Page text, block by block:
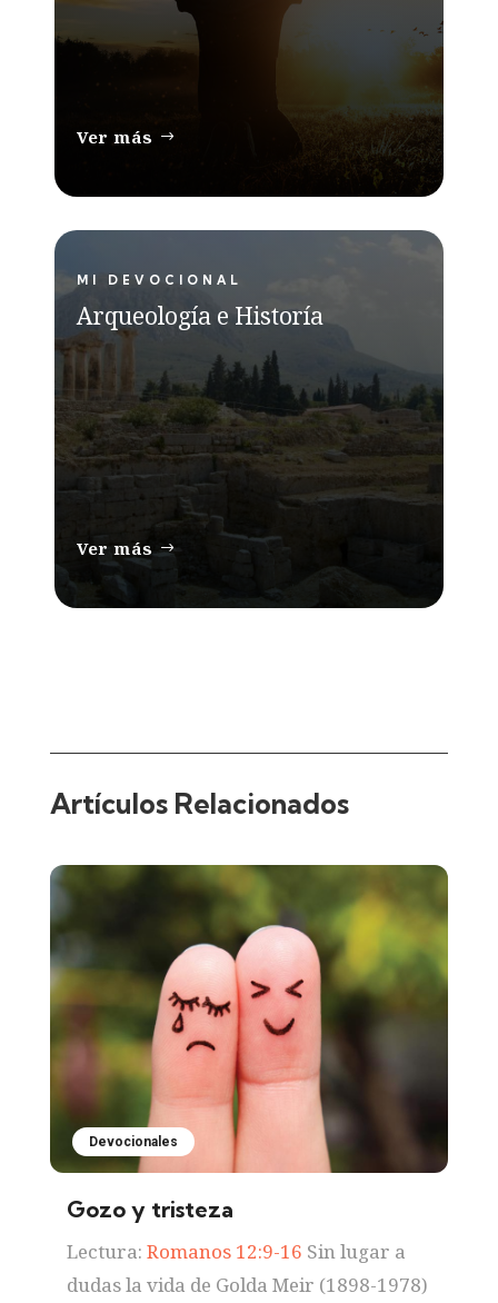
Ver más
MI DEVOCIONAL
Arqueología e Historía
Ver más
Artículos Relacionados
Devocionales
Gozo y tristeza
Lectura: Romanos 12:9-16 Sin lugar a
dudas la vida de Golda Meir (1898-1978)